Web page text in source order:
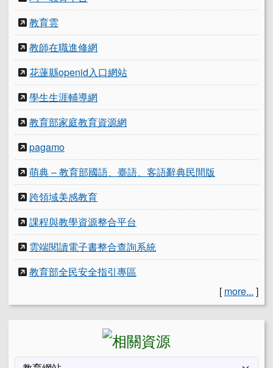
教育雲
教師在職進修網
花蓮縣openid入口網站
學生生涯輔導網
教育部家庭教育資源網
pagamo
萌典 – 教育部國語、臺語、客語辭典民間版
跨領域美感教育
課程與教學資源整合平台
雲端閱讀電子書整合查詢系統
教育部全民安全指引專區
[ more... ]